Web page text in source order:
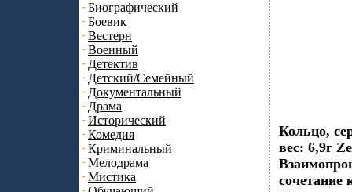
Биографический
Боевик
Вестерн
Военный
Детектив
Детский/Семейный
Документальный
Драма
Исторический
Комедия
Криминальный
Мелодрама
Мистика
Кольцо,
вес: 6,9г
сочетание